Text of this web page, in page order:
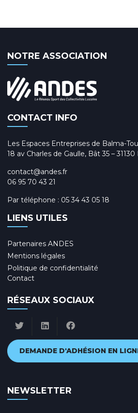
NOTRE ASSOCIATION
CONTACT INFO
Les Espaces Entreprises de Balma-
18 av Charles de Gaulle, Bât 35 – 31130
contact@andes.fr
06 95 70 43 21
Par téléphone : 05 34 43 05 18
LIENS UTILES
Partenaires ANDES
Mentions légales
Politique de confidentialité
Contact
RÉSEAUX SOCIAUX
DEMANDE D'ADHÉSION EN
NEWSLETTER